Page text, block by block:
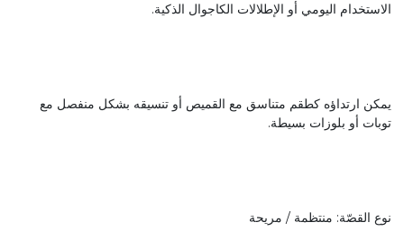
الاستخدام اليومي أو الإطلالات الكاجوال الذكية.
يمكن ارتداؤه كطقم متناسق مع القميص أو تنسيقه بشكل منفصل مع
توبات أو بلوزات بسيطة.
نوع القصّة: منتظمة / مريحة